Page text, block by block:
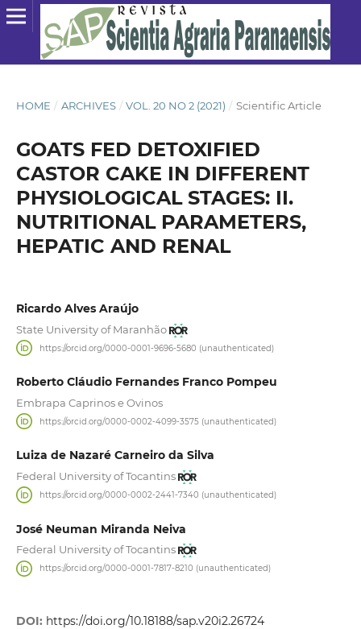
HOME / ARCHIVES / VOL. 20 NO 2 (2021) / Scientific Article
GOATS FED DETOXIFIED
CASTOR CAKE IN DIFFERENT
PHYSIOLOGICAL STAGES: II.
NUTRITIONAL PARAMETERS,
HEPATIC AND RENAL
Ricardo Alves Araújo
State University of Maranhão
https://orcid.org/0000-0001-9696-5680 (unauthenticated)
Roberto Cláudio Fernandes Franco Pompeu
Embrapa Caprinos e Ovinos
https://orcid.org/0000-0002-4099-3575 (unauthenticated)
Luiza de Nazaré Carneiro da Silva
Federal University of Tocantins
https://orcid.org/0000-0002-2441-7340 (unauthenticated)
José Neuman Miranda Neiva
Federal University of Tocantins
https://orcid.org/0000-0001-7817-8210 (unauthenticated)
DOI: https://doi.org/10.18188/sap.v20i2.26724